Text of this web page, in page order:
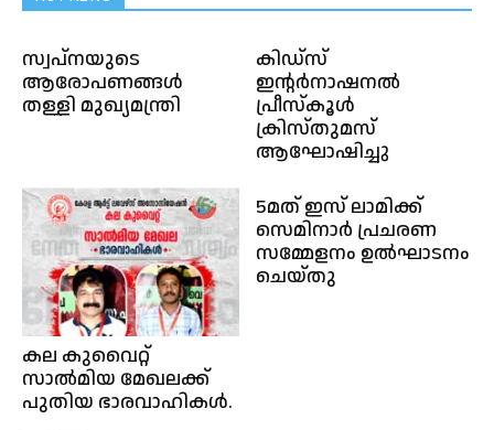
സ്വപ്‌നയുടെ
ആരോപണങ്ങള്‍
തള്ളി മുഖ്യമന്ത്രി
കിഡ്‌സ്
ഇന്റർനാഷനൽ
പ്രീസ്കൂൾ
ക്രിസ്തുമസ്
ആഘോഷിച്ചു
കല കുവൈറ്റ്
സാൽമിയ മേഖലക്ക്
പുതിയ ഭാരവാഹികൾ.
5മത് ഇസ് ലാമിക്ക്
സെമിനാർ പ്രചരണ
സമ്മേളനം ഉൽഘാടനം
ചെയ്തു